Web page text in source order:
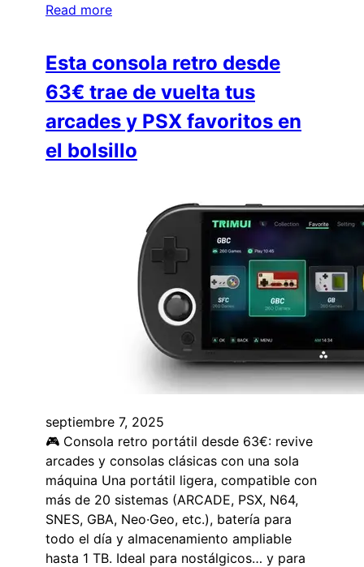
Read more
Esta consola retro desde
63€ trae de vuelta tus
arcades y PSX favoritos en
el bolsillo
septiembre 7, 2025
🎮 Consola retro portátil desde 63€: revive
arcades y consolas clásicas con una sola
máquina Una portátil ligera, compatible con
más de 20 sistemas (ARCADE, PSX, N64,
SNES, GBA, Neo·Geo, etc.), batería para
todo el día y almacenamiento ampliable
hasta 1 TB. Ideal para nostálgicos… y para